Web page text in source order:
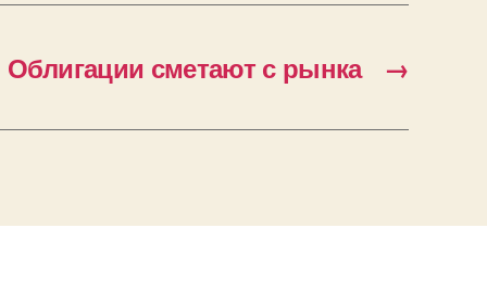
→
Облигации сметают с рынка